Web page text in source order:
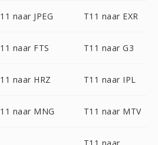
naar JPEG T11 naar EXR
naar FTS T11 naar G3
naar HRZ T11 naar IPL
naar MNG T11 naar MTV